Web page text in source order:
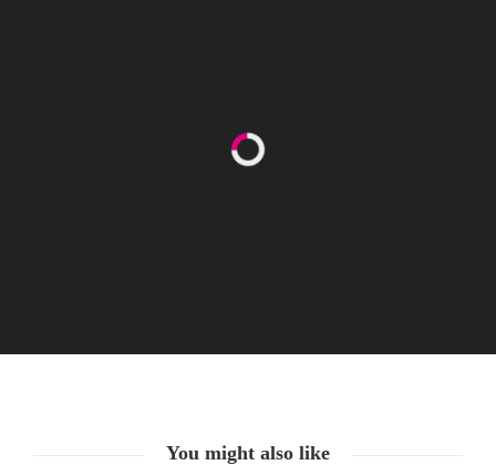
20. Juni. 2021
You might also like